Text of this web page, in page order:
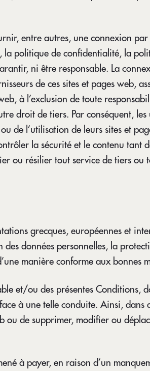
entre autres, une connexion
politique de confidentialité, la
ni être responsable. La
de ces sites et pages web,
à l’exclusion de toute
droit de tiers. Par conséquent,
de l’utilisation de leurs sites et
la sécurité et le contenu tant
ou résilier tout service de tiers ou
grecques, européennes et
données personnelles, la
manière conforme aux bonnes
et/ou des présentes Conditions,
à une telle conduite. Ainsi,
ou de supprimer, modifier ou
à payer, en raison d’un